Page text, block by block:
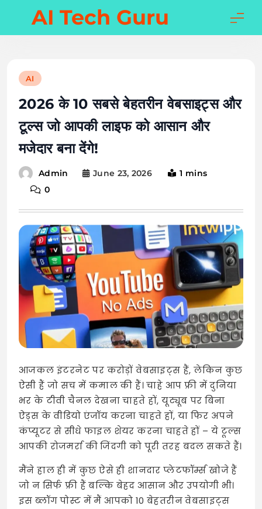
content
AI Tech Guru
AI
2026 के 10 सबसे बेहतरीन वेबसाइट्स और
टूल्स जो आपकी लाइफ को आसान और
मजेदार बना देंगे!
Admin June 23, 2026
1 mins
0
आजकल इंटरनेट पर करोड़ों वेबसाइट्स हैं, लेकिन कुछ
ऐसी हैं जो सच में कमाल की हैं। चाहे आप फ्री में दुनिया
भर के टीवी चैनल देखना चाहते हों, यूट्यूब पर बिना
ऐड्स के वीडियो एंजॉय करना चाहते हों, या फिर अपने
कंप्यूटर से सीधे फाइल शेयर करना चाहते हों – ये टूल्स
आपकी रोजमर्रा की जिंदगी को पूरी तरह बदल सकते हैं।
मैंने हाल ही में कुछ ऐसे ही शानदार प्लेटफॉर्म्स खोजे हैं
जो न सिर्फ फ्री हैं बल्कि बेहद आसान और उपयोगी भी।
इस ब्लॉग पोस्ट में मैं आपको 10 बेहतरीन वेबसाइट्स